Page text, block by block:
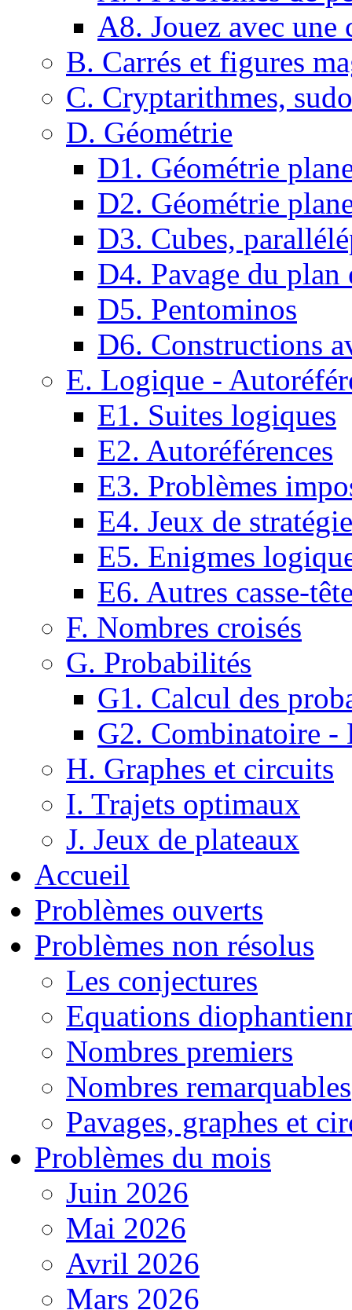
A8. Jouez avec une
B. Carrés et figures
C. Cryptarithmes,
D. Géométrie
D1. Géométrie
D2. Géométrie
D3. Cubes,
D4. Pavage du plan
D5. Pentominos
D6. Constructions
E. Logique -
E1. Suites logiques
E2. Autoréférences
E3. Problèmes
E4. Jeux de stratégie
E5. Enigmes
E6. Autres casse-
F. Nombres croisés
G. Probabilités
G1. Calcul des
G2. Combinatoire -
H. Graphes et circuits
I. Trajets optimaux
J. Jeux de plateaux
Accueil
Problèmes ouverts
Problèmes non résolus
Les conjectures
Equations
Nombres premiers
Nombres remarquables
Pavages, graphes et
Problèmes du mois
Juin 2026
Mai 2026
Avril 2026
Mars 2026